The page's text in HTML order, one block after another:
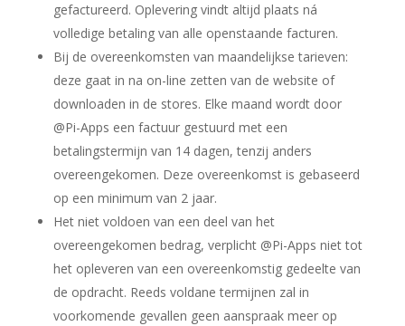
gefactureerd. Oplevering vindt altijd plaats ná
volledige betaling van alle openstaande facturen.
Bij de overeenkomsten van maandelijkse tarieven:
deze gaat in na on-line zetten van de website of
downloaden in de stores. Elke maand wordt door
@Pi-Apps een factuur gestuurd met een
betalingstermijn van 14 dagen, tenzij anders
overeengekomen. Deze overeenkomst is gebaseerd
op een minimum van 2 jaar.
Het niet voldoen van een deel van het
overeengekomen bedrag, verplicht @Pi-Apps niet tot
het opleveren van een overeenkomstig gedeelte van
de opdracht. Reeds voldane termijnen zal in
voorkomende gevallen geen aanspraak meer op